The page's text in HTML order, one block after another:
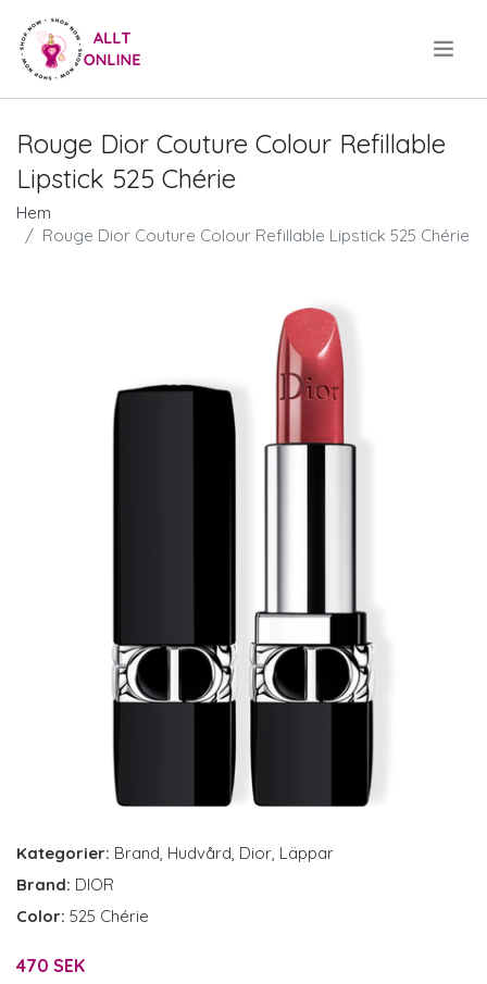
Rouge Dior Couture Colour Refillable
Lipstick 525 Chérie
Hem
Rouge Dior Couture Colour Refillable Lipstick 525 Chérie
Kategorier: Brand Hudvård Dior Läppar
Brand: DIOR
Color: 525 Chérie
470 SEK